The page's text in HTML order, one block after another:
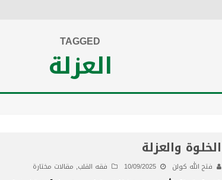
TAGGED
العزلة
الخلوة والعزلة
فتح الله كولن 10/09/2025 فقه القلب, مقالات مختارة